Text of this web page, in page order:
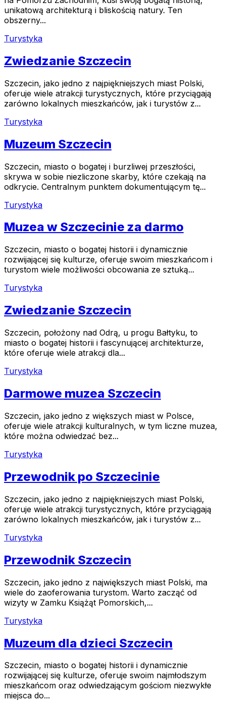
unikatową architekturą i bliskością natury. Ten
obszerny...
Turystyka
Zwiedzanie Szczecin
Szczecin, jako jedno z najpiękniejszych miast Polski,
oferuje wiele atrakcji turystycznych, które przyciągają
zarówno lokalnych mieszkańców, jak i turystów z...
Turystyka
Muzeum Szczecin
Szczecin, miasto o bogatej i burzliwej przeszłości,
skrywa w sobie niezliczone skarby, które czekają na
odkrycie. Centralnym punktem dokumentującym tę...
Turystyka
Muzea w Szczecinie za darmo
Szczecin, miasto o bogatej historii i dynamicznie
rozwijającej się kulturze, oferuje swoim mieszkańcom i
turystom wiele możliwości obcowania ze sztuką...
Turystyka
Zwiedzanie Szczecin
Szczecin, położony nad Odrą, u progu Bałtyku, to
miasto o bogatej historii i fascynującej architekturze,
które oferuje wiele atrakcji dla...
Turystyka
Darmowe muzea Szczecin
Szczecin, jako jedno z większych miast w Polsce,
oferuje wiele atrakcji kulturalnych, w tym liczne muzea,
które można odwiedzać bez...
Turystyka
Przewodnik po Szczecinie
Szczecin, jako jedno z najpiękniejszych miast Polski,
oferuje wiele atrakcji turystycznych, które przyciągają
zarówno lokalnych mieszkańców, jak i turystów z...
Turystyka
Przewodnik Szczecin
Szczecin, jako jedno z największych miast Polski, ma
wiele do zaoferowania turystom. Warto zacząć od
wizyty w Zamku Książąt Pomorskich,...
Turystyka
Muzeum dla dzieci Szczecin
Szczecin, miasto o bogatej historii i dynamicznie
rozwijającej się kulturze, oferuje swoim najmłodszym
mieszkańcom oraz odwiedzającym gościom niezwykłe
miejsca do...